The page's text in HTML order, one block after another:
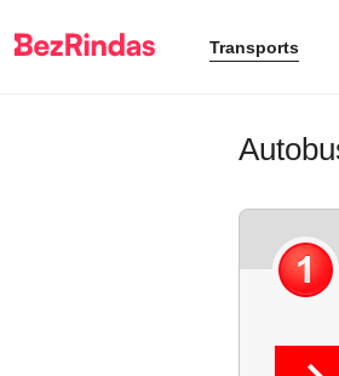
Transports